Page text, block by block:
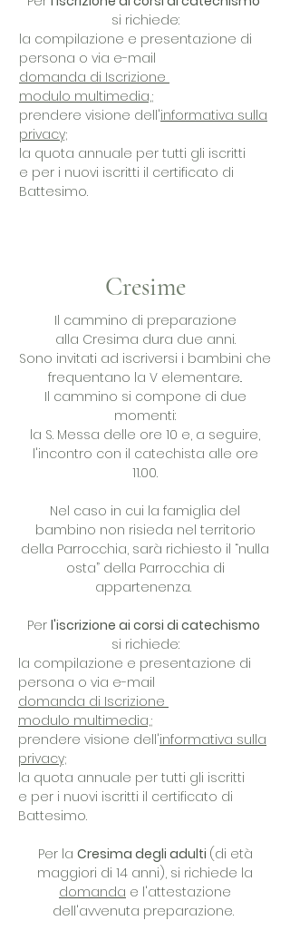
si richiede:
la compilazione e presentazione di
persona o via e-mail
domanda di Iscrizione
modulo multimedia,;
prendere visione dell'informativa sulla
privacy;
la quota annuale per tutti gli iscritti
e per i nuovi iscritti il certificato di
Battesimo.
Cresime
Il cammino di preparazione
alla Cresima dura due anni.
Sono invitati ad iscriversi i bambini che
frequentano la V elementare..
Il cammino si compone di due
momenti:
la S. Messa delle ore 10 e, a seguire,
l'incontro con il catechista alle ore
11.00.
Nel caso in cui la famiglia del
bambino non risieda nel territorio
della Parrocchia, sarà richiesto il “nulla
osta” della Parrocchia di
appartenenza.
Per l'iscrizione ai corsi di catechismo
si richiede:
la compilazione e presentazione di
persona o via e-mail
domanda di Iscrizione
modulo multimedia,;
prendere visione dell'informativa sulla
privacy;
la quota annuale per tutti gli iscritti
e per i nuovi iscritti il certificato di
Battesimo.
Per la Cresima degli adulti (di età
maggiori di 14 anni), si richiede la
domanda e l'attestazione
dell'avvenuta preparazione.